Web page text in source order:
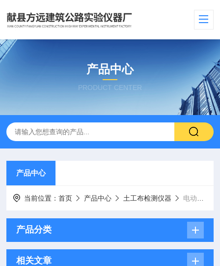
产品中心
PRODUCT CENTER
产品中心
当前位置：首页 产品中心 土工布检测仪器 电动石灰土压力试验机
产品分类
相关文章